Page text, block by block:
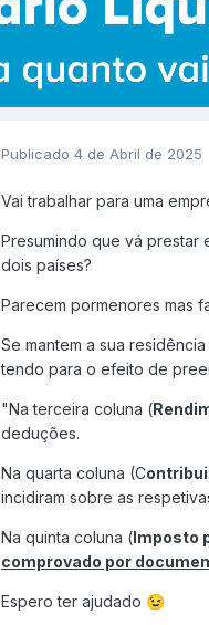
Publicado 4 de Abril de 2025
Vai trabalhar para uma
Presumindo que vá prestar
dois países?
Parecem pormenores mas
Se mantem a sua
tendo para o efeito de
"Na terceira coluna (
deduções.
Na quarta coluna (C
incidiram sobre as
Na quinta coluna (Imposto
comprovado por
Espero ter ajudado 😉